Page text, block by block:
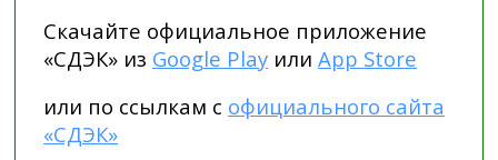
Скачайте официальное приложение
«СДЭК» из Google Play или App Store
или по ссылкам с официального сайта
«СДЭК»